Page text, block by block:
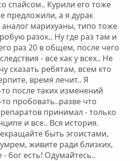
с с
спайсом.. Курили его тоже
предложили, а я дурак
аналог марихуаны, типо тоже
разок.. Ну где раз там и
раз 20 в общем, после чего
- все как у всех.. Не
сказать ребятам, всем кто
время лечит.. Я
после таких изменений
пробовать..разве что
принимал - только
и все.. Вся история.
быть эгоистами,
живите ради близких,
бог есть! Одумайтесь..